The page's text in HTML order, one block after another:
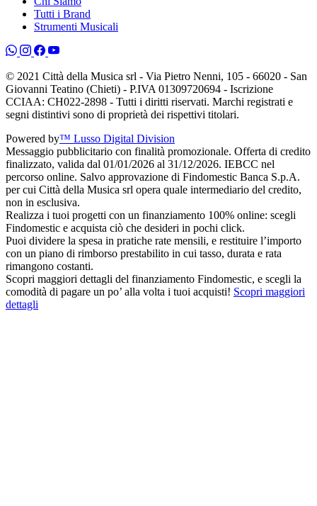
Tutti i Brand
Strumenti Musicali
© 2021 Città della Musica srl - Via Pietro Nenni, 105 - 66020 - San
Giovanni Teatino (Chieti) - P.IVA 01309720694 - Iscrizione
CCIAA: CH022-2898 - Tutti i diritti riservati. Marchi registrati e
segni distintivi sono di proprietà dei rispettivi titolari.
Powered by™ Lusso Digital Division
Messaggio pubblicitario con finalità promozionale. Offerta di credito
finalizzato, valida dal 01/01/2026 al 31/12/2026. IEBCC nel
percorso online. Salvo approvazione di Findomestic Banca S.p.A.
per cui Città della Musica srl opera quale intermediario del credito,
non in esclusiva.
Realizza i tuoi progetti con un finanziamento 100% online: scegli
Findomestic e acquista ciò che desideri in pochi click.
Puoi dividere la spesa in pratiche rate mensili, e restituire l’importo
con un piano di rimborso prestabilito in cui tasso, durata e rata
rimangono costanti.
Scopri maggiori dettagli del finanziamento Findomestic, e scegli la
comodità di pagare un po’ alla volta i tuoi acquisti! Scopri maggiori
dettagli